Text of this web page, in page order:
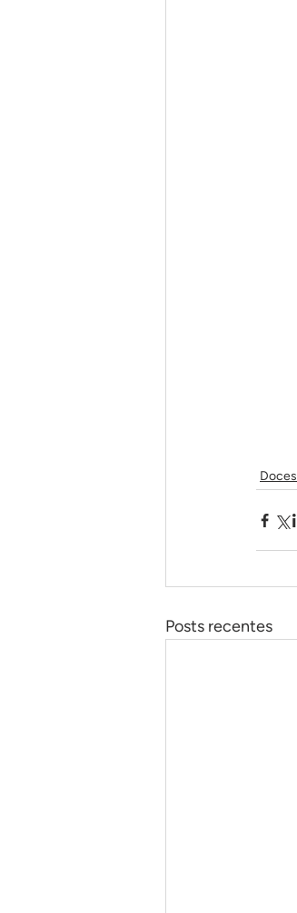
Doces
Posts recentes